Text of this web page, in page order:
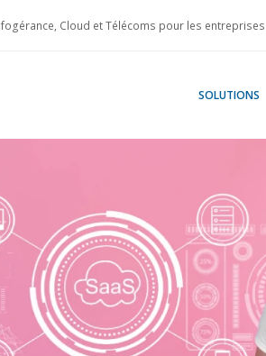
Cloud et Télécoms pour les entreprises
SOLUTIONS